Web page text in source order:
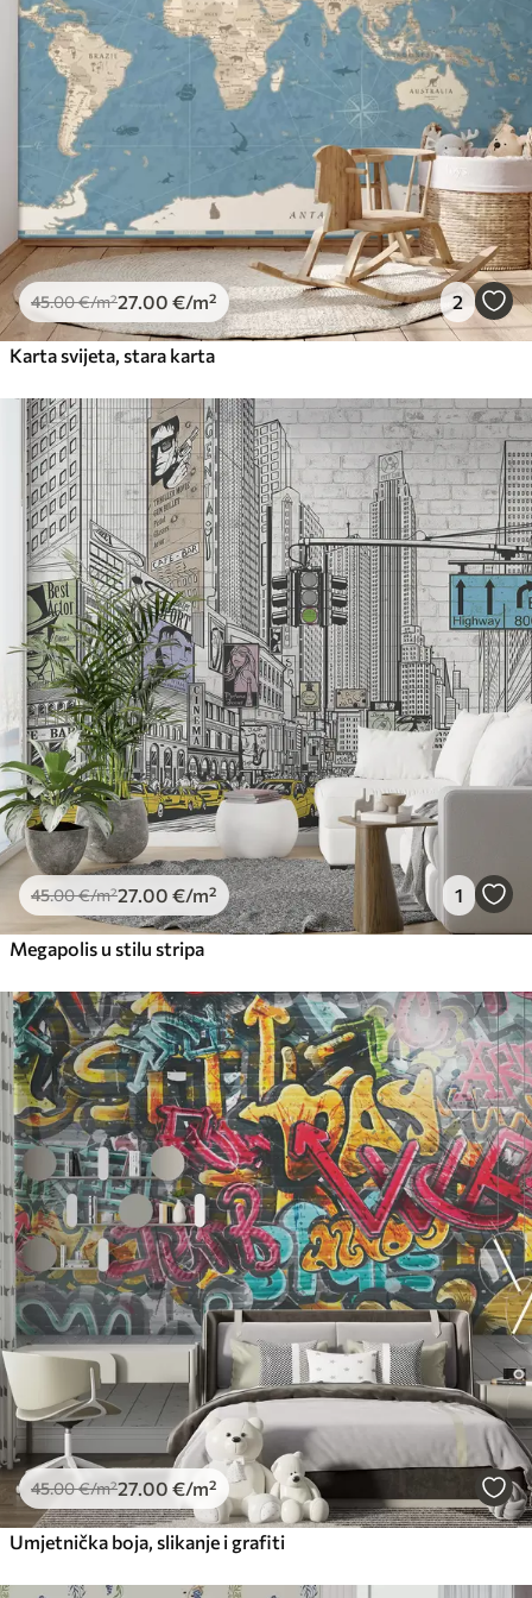
56.6734 .00 €/m²
Premium vinil
66.6740 /m²
Peel and Stick
81.6749.00€/m²
45.00€/m²27.00 €/m² 2
Karta svijeta, stara karta
45.00€/m²27.00 €/m² 1
Megapolis u stilu stripa
45.00€/m²27.00 €/m²
Umjetnička boja, slikanje i grafiti